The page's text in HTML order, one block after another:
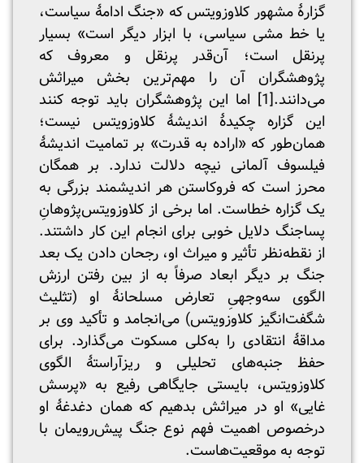
گزارۀ مشهور کلاوزویتس که «جنگ ادامۀ سیاست،
یا خط مشی سیاسی، با ابزار دیگر است» بسیار
پرنقل است؛ آن‌قدر پرنقل و معروف که
پژوهشگران آن را مهم‌ترین بخش میراثش
می‌دانند.[1]
اما این پژوهشگران باید توجه کنند
این گزاره چکیدۀ اندیشۀ کلاوزویتس نیست؛
همان‌طور که «اراده به قدرت» بر تمامیت اندیشۀ
فیلسوف آلمانی نیچه دلالت ندارد. بر همگان
محرز است که فروکاستن هر اندیشمند بزرگی به
یک گزاره خطاست. اما برخی از کلاوزویتس‌پژوهانِ
پساجنگ دلایل خوبی برای انجام این کار داشتند.
از نقطه‌نظر تأثیر و میراث او، رجحان دادن یک بعد
جنگ بر دیگر ابعاد صرفاً به از بین رفتن ارزش
الگوی سه‌وجهیِ تعارض مسلحانۀ او (تثلیث
شگفت‌انگیز کلاوزویتس) می‌انجامد و تأکید وی بر
مداقۀ انتقادی را به‌کلی مسکوت می‌گذارد. برای
حفظ جنبه‌های تحلیلی و ریزآراستۀ الگوی
کلاوزویتس، بایستی جایگاهی رفیع به «پرسش
غایی» او در میراثش بدهیم که همان دغدغۀ او
درخصوص اهمیت فهم نوع جنگ پیش‌رویمان‌ با
توجه به موقعیت‌هاست.